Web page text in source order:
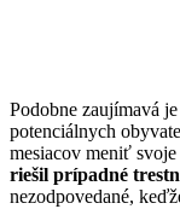
Podobne zaujímavá
potenciálnych
mesiacov meniť
riešil prípadné
nezodpovedané,